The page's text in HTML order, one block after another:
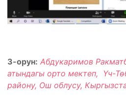
3-орун: Абдукаримов
атындагы орто мектеп, Үч-
району, Ош облусу,